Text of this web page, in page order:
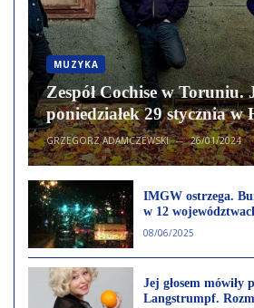
MUZYKA
Zespół Cochise w Toruniu. Już w
poniedziałek 29 stycznia w
GRZEGORZ ADAMCZEWSKI — 26/01/2024
IMGW ostrzega.
w 12
08/06/2025
Jej głosem mówiły
Langstrumpf.